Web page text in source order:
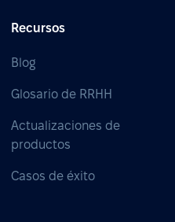
Recursos
Blog
Glosario de RRHH
Actualizaciones de
productos
Casos de éxito